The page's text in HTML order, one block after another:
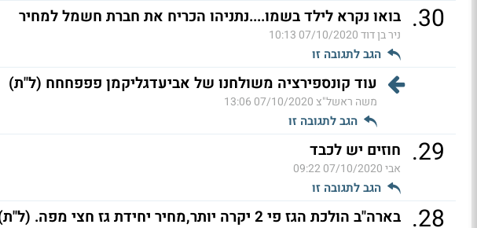
30
. בואו נקרא לילד בשמו....נתניהו הכריח את חברת חשמל למחיר
ניר בן דוד07/10/2020 10:13
הגב לתגובה זו
עוד קונספירציה משולחנו של אביעדגליקמן פפפחחח (ל"ת)
משה ראשל"צ 07/10/2020 13:06
הגב לתגובה זו
29
. חוזים יש לכבד
אבי07/10/2020 09:22
הגב לתגובה זו
28
. בארה"ב הולכת הגז פי 2 יקרה יותר,מחיר יחידת גז חצי מפה. (ל"ת)